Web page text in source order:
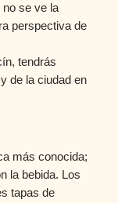
no se ve la
perspectiva de
tendrás
de la ciudad en
más conocida;
la bebida. Los
tapas de